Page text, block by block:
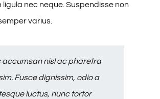
nec neque. Suspendisse non
varius.
accumsan nisl ac pharetra
Fusce dignissim, odio a
luctus, nunc tortor